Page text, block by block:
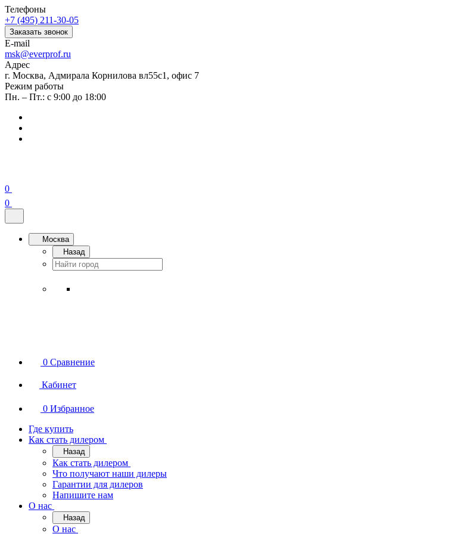
Телефоны
+7 (495) 211-30-05
Заказать звонок
E-mail
msk@everprof.ru
Адрес
г. Москва, Адмирала Корнилова вл55с1, офис 7
Режим работы
Пн. – Пт.: с 9:00 до 18:00
0
0
Москва
Назад
0 Сравнение
Кабинет
0 Избранное
Где купить
Как стать дилером
Назад
Как стать дилером
Что получают наши дилеры
Гарантии для дилеров
Напишите нам
О нас
Назад
О нас